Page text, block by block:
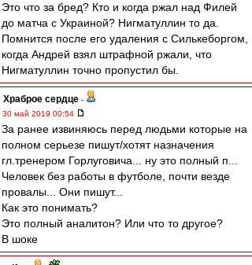
Это что за бред? Кто и когда ржал над Филей
до матча с Украиной? Нигматуллин то да.
Помнится после его удаления с Силькеборгом,
когда Андрей взял штрафной ржали, что
Нигматуллин точно пропустил бы.
Храброе сердце -
30 май 2019 00:54
За ранее извиняюсь перед людьми которые на
полном серьезе пишут/хотят назначения
гл.тренером Горлуговича... ну это полный п...
Человек без работы в футболе, почти везде
провалы... Они пишут...
Как это понимать?
Это полный аналитон? Или что то другое?
В шоке